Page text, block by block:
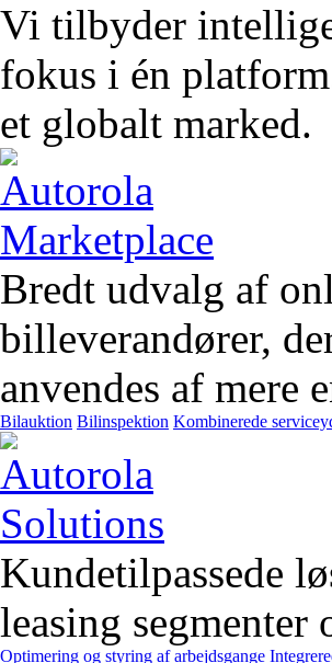
Vi tilbyder
fokus i én
et globalt marked.
Bredt udvalg af
billeverandører,
anvendes af mere
Bilauktion Bilinspektion Kombinerede
Kundetilpassede
leasing segmenter
Optimering og styring af arbejdsgange